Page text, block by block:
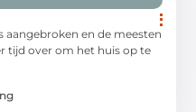
aangebroken en de meesten
tijd over om het huis op te